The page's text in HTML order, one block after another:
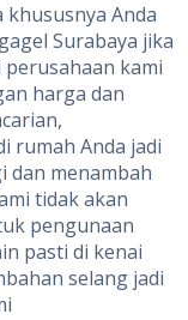
Anda
Surabaya jika
perusahaan kami
harga dan
rumah Anda jadi
dan menambah
tidak akan
pengunaan
pasti di kenai
selang jadi